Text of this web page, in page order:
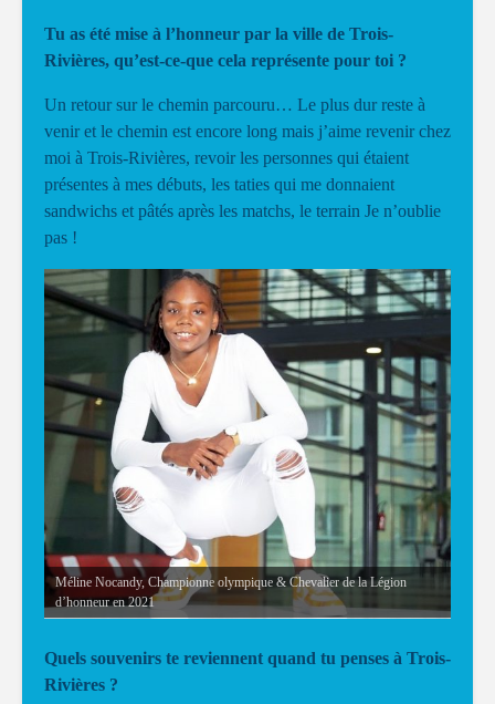
Tu as été mise à l’honneur par la ville de Trois-
Rivières, qu’est-ce-que cela représente pour toi ?
Un retour sur le chemin parcouru… Le plus dur reste à
venir et le chemin est encore long mais j’aime revenir chez
moi à Trois-Rivières, revoir les personnes qui étaient
présentes à mes débuts, les taties qui me donnaient
sandwichs et pâtés après les matchs, le terrain Je n’oublie
pas !
Méline Nocandy, Championne olympique & Chevalier de la Légion
d’honneur en 2021
Quels souvenirs te reviennent quand tu penses à Trois-
Rivières ?